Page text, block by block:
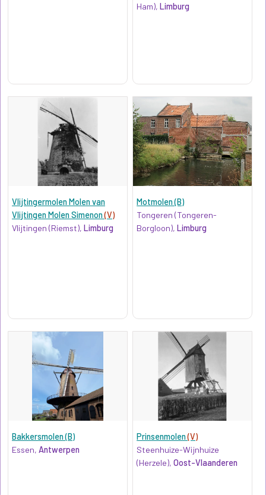
Ham),Limburg
Vlijtingermolen Molen van
Vlijtingen Molen Simenon(V)
Vlijtingen (Riemst), Limburg
Motmolen (B)
Tongeren (Tongeren-
Borgloon),Limburg
Bakkersmolen (B)
Essen, Antwerpen
Prinsenmolen(V)
Steenhuize-Wijnhuize
(Herzele),Oost-Vlaanderen